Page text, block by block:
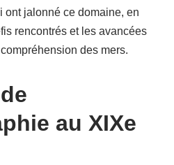
ont jalonné ce domaine, en
rencontrés et les avancées
des mers.
au XIXe